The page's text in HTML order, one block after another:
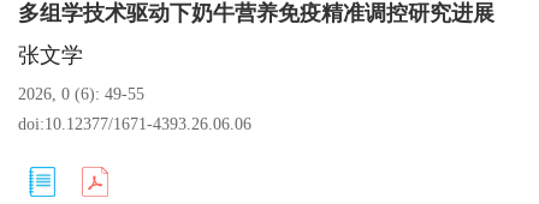
多组学技术驱动下奶牛营养免疫精准调控研究进展
张文学
2026, 0 (6): 49-55
doi:10.12377/1671-4393.26.06.06